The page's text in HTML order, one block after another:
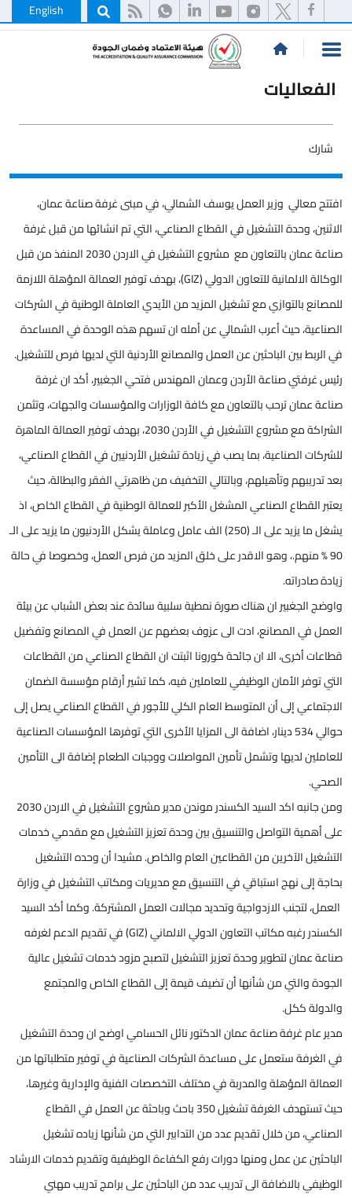
English
الفعاليات
شارك
افتتح معالي وزير العمل يوسف الشمالي، في مبنى غرفة صناعة عمان،
الاثنين، وحدة التشغيل في القطاع الصناعي، التي تم انشائها من قبل غرفة
صناعة عمان بالتعاون مع مشروع التشغيل في الاردن 2030 المنفذ من قبل
الوكالة الالمانية للتعاون الدولي (GIZ)، بهدف توفير العمالة المؤهلة اللازمة
للمصانع بالتوازي مع تشغيل المزيد من الأيدي العاملة الوطنية في الشركات
الصناعية، حيث أعرب الشمالي عن أمله ان تسهم هذه الوحدة في المساعدة
في الربط بين الباحثين عن العمل والمصانع الأردنية التي لديها فرص للتشغيل.
رئيس غرفتي صناعة الأردن وعمان المهندس فتحي الجغبير، أكد ان غرفة
صناعة عمان ترحب بالتعاون مع كافة الوزارات والمؤسسات والجهات، وتثمن
الشراكة مع مشروع التشغيل في الأردن 2030، بهدف توفير العمالة الماهرة
للشركات الصناعية، بما يصب في زيادة تشغيل الأردنيين في القطاع الصناعي،
بعد تدريبهم وتأهيلهم، وبالتالي التخفيف من ظاهرتي الفقر والبطالة، حيث
يعتبر القطاع الصناعي المشغل الأكبر للعمالة الوطنية في القطاع الخاص، اذ
يشغل ما يزيد على الـ (250) الف عامل وعاملة يشكل الأردنيون ما يزيد على الـ
90 % منهم.، وهو الاقدر على خلق المزيد من فرص العمل، وخصوصا في حالة
زيادة صادراته.
واوضج الجغبير ان هناك صورة نمطية سلبية سائدة عند بعض الشباب عن بيئة
العمل في المصانع، ادت الى عزوف بعضهم عن العمل في المصانع وتفضيل
قطاعات أخرى، الا ان جائحة كورونا اثبتت ان القطاع الصناعي من القطاعات
التي توفر الأمان الوظيفي للعاملين فيه، كما تشير أرقام مؤسسة الضمان
الاجتماعي إلى أن المتوسط العام الكلي للأجور في القطاع الصناعي يصل إلى
حوالي 534 دينار، اضافة الى المزايا الأخرى التي توفرها المؤسسات الصناعية
للعاملين لديها وتشمل تأمين المواصلات ووجبات الطعام إضافة الى التأمين
الصحي.
ومن جانبه اكد السيد الكسندر موندن مدير مشروع التشغيل في الاردن 2030
على أهمية التواصل والتنسيق بين وحدة تعزيز التشغيل مع مقدمي خدمات
التشغيل الآخرين من القطاعين العام والخاص. مشيدا أن وحده التشغيل
بحاجة إلى نهج استباقي في التنسيق مع مديريات ومكاتب التشغيل في وزارة
العمل، لتجنب الازدواجية وتحديد مجالات العمل المشتركة. وكما أكد السيد
الكسندر رغبه مكاتب التعاون الدولي الالماني (GIZ) في تقديم الدعم لغرفه
صناعة عمان لتطوير وحدة تعزيز التشغيل لتصبح مزود خدمات تشغيل عالية
الجودة والتي من شأنها أن تضيف قيمة إلى القطاع الخاص والمجتمع
والدولة ككل.
مدير عام غرفة صناعة عمان الدكتور نائل الحسامي اوضح ان وحدة التشغيل
في الغرفة ستعمل على مساعدة الشركات الصناعية في توفير متطلباتها من
العمالة المؤهلة والمدربة في مختلف التخصصات الفنية والإدارية وغيرها،
حيث تستهدف الغرفة تشغيل 350 باحث وباحثة عن العمل في القطاع
الصناعي، من خلال تقديم عدد من التدابير التي من شأنها زياده تشغيل
الباحثين عن عمل ومنها دورات رفع الكفاءة الوظيفية وتقديم خدمات الارشاد
الوظيفي بالاضافة الى تدريب عدد من الباحثين على برامج تدريب مهني